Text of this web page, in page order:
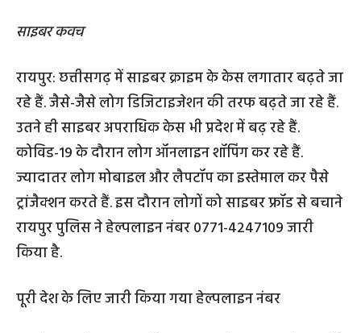
साइबर कवच
रायपुर: छत्तीसगढ़ में साइबर क्राइम के केस लगातार बढ़ते जा
रहे हैं. जैसे-जैसे लोग डिजिटाइजेशन की तरफ बढ़ते जा रहे हैं.
उतने ही साइबर अपराधिक केस भी प्रदेश में बढ़ रहे हैं.
कोविड-19 के दौरान लोग ऑनलाइन शॉपिंग कर रहे हैं.
ज्यादातर लोग मोबाइल और लैपटॉप का इस्तेमाल कर पैसे
ट्रांजैक्शन करते हैं. इस दौरान लोगों को साइबर फ्रॉड से बचाने
रायपुर पुलिस ने हेल्पलाइन नंबर 0771-4247109 जारी
किया है.
पूरी देश के लिए जारी किया गया हेल्पलाइन नंबर